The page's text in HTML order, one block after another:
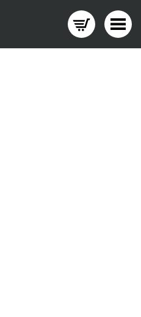
Menü wechseln